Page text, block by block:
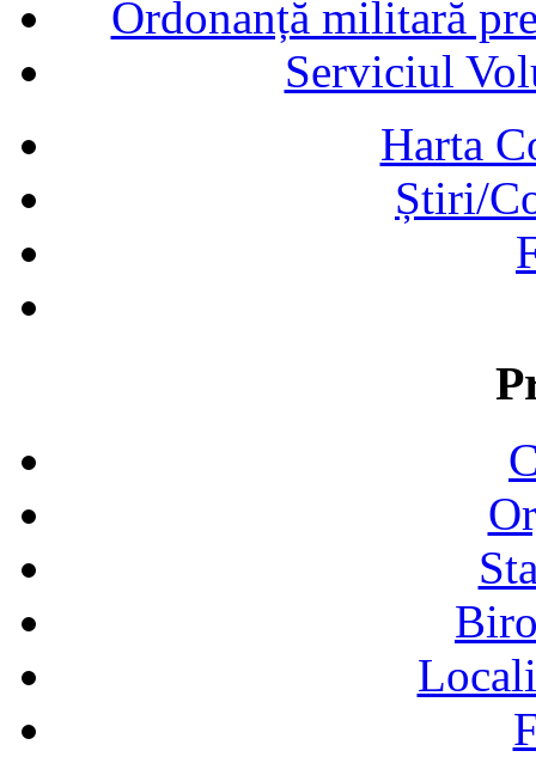
Ordonanță militară
Serviciul
Harta
Știri/